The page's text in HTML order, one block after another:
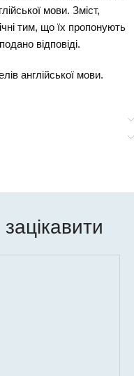
мови. Зміст,
тим, що їх пропонують
відповіді.
англійської мови.